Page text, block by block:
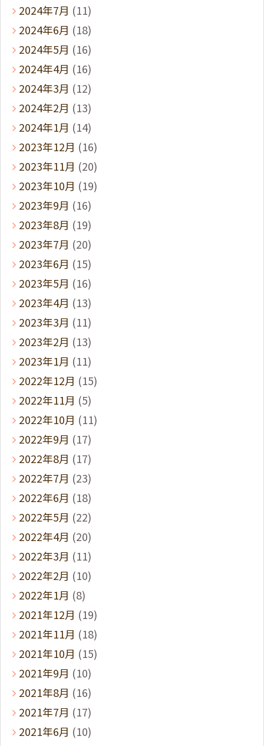
2024年7月 (11)
2024年6月 (18)
2024年5月 (16)
2024年4月 (16)
2024年3月 (12)
2024年2月 (13)
2024年1月 (14)
2023年12月 (16)
2023年11月 (20)
2023年10月 (19)
2023年9月 (16)
2023年8月 (19)
2023年7月 (20)
2023年6月 (15)
2023年5月 (16)
2023年4月 (13)
2023年3月 (11)
2023年2月 (13)
2023年1月 (11)
2022年12月 (15)
2022年11月 (5)
2022年10月 (11)
2022年9月 (17)
2022年8月 (17)
2022年7月 (23)
2022年6月 (18)
2022年5月 (22)
2022年4月 (20)
2022年3月 (11)
2022年2月 (10)
2022年1月 (8)
2021年12月 (19)
2021年11月 (18)
2021年10月 (15)
2021年9月 (10)
2021年8月 (16)
2021年7月 (17)
2021年6月 (10)